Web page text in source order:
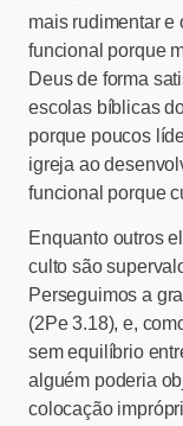
mais rudimentar e
funcional porque
Deus de forma
escolas bíblicas
porque poucos
igreja ao
funcional porque
Enquanto outros
culto são
Perseguimos a
(2Pe 3.18), e,
sem equilíbrio
alguém poderia
colocação